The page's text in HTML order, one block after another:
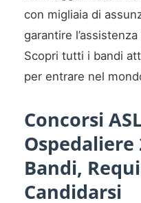
con migliaia di
garantire
Scopri tutti i bandi
per entrare nel
Concorsi
Bandi,
Candidarsi